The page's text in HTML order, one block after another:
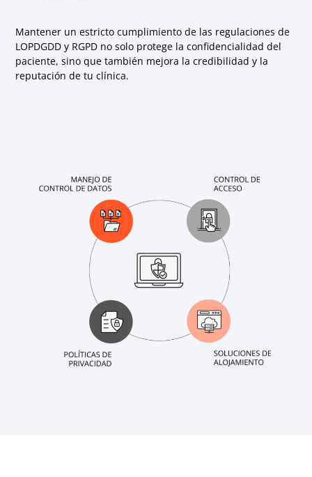
Mantener un estricto cumplimiento de las regulaciones de
LOPDGDD y RGPD no solo protege la confidencialidad del
paciente, sino que también mejora la credibilidad y la
reputación de tu clínica.